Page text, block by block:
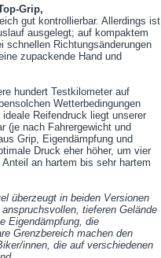
Grip,
gut kontrollierbar. Allerdings ist
ausgelegt; auf kompaktem
schnellen Richtungsänderungen
zupackende Hand und
hundert Testkilometer auf
Wetterbedingungen
Reifendruck liegt unserer
(je nach Fahrergewicht und
Grip, Eigendämpfung und
Druck eher höher, um vier
an hartem bis sehr hartem
überzeugt in beiden Versionen
tieferen Gelände
Eigendämpfung, die
Grenzbereich machen den
innen, die auf verschiedenen